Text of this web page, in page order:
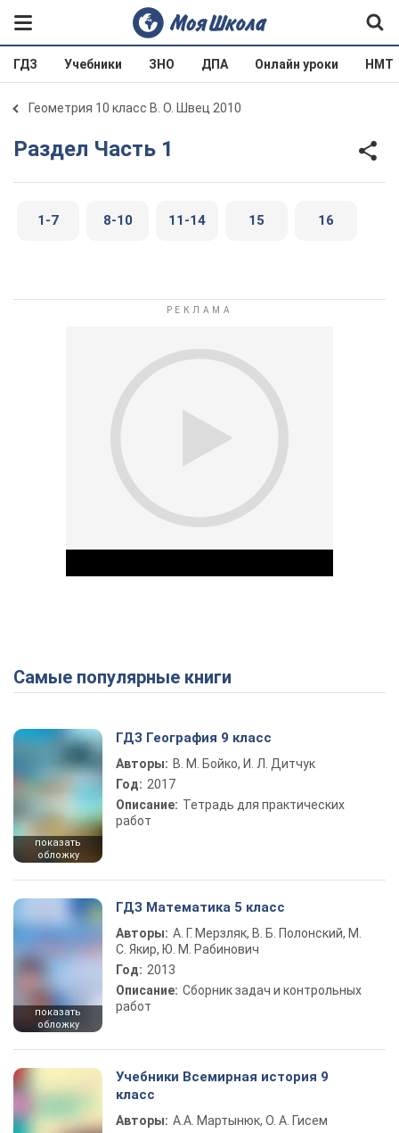
ГДЗ Учебники ЗНО ДПА Онлайн уроки НМТ
Геометрия 10 класс В. О. Швец 2010
Раздел Часть 1
1-7 8-10 11-14 15 16
Play Video
Самые популярные книги
показать
обложку
ГДЗ География 9 класс
Авторы: В. М. Бойко, И. Л. Дитчук
Год: 2017
Описание: Тетрадь для практических
работ
показать
обложку
ГДЗ Математика 5 класс
Авторы: А. Г. Мерзляк, В. Б. Полонский, М.
С. Якир, Ю. М. Рабинович
Год: 2013
Описание: Сборник задач и контрольных
работ
Учебники Всемирная история 9
класс
Авторы: А.А. Мартынюк, О. А. Гисем